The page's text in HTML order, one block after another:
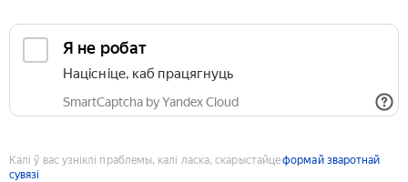
Я не робат
Націсніце, каб працягнуць
SmartCaptcha by Yandex Cloud
Калі ў вас узніклі праблемы, калі ласка, скарыстайцеформай зваротнай
сувязі